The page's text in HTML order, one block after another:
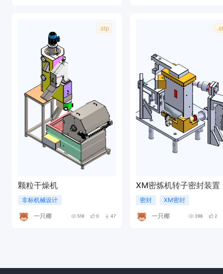
.stp
颗粒干燥机
非标机械设计
一只椰 518 0 47
XM密炼机转子密封装置
密封 XM密封
一只椰 398 2